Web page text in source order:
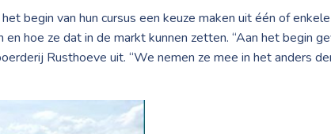
begin van hun cursus een keuze maken uit één of
hoe ze dat in de markt kunnen zetten. “Aan het begin
Rusthoeve uit. “We nemen ze mee in het anders